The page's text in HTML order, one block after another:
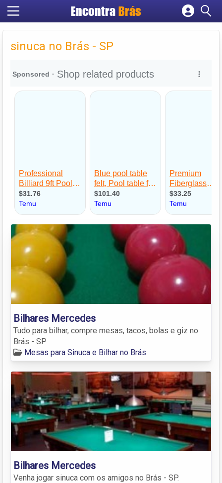
Encontra Brás
Cadastrar empresa
Criar conta
sinuca no Brás - SP
Bilhares Mercedes
Tudo para bilhar, compre mesas, tacos, bolas e giz no
Brás - SP
Mesas para Sinuca e Bilhar no Brás
Bilhares Mercedes
Venha jogar sinuca com os amigos no Brás - SP.